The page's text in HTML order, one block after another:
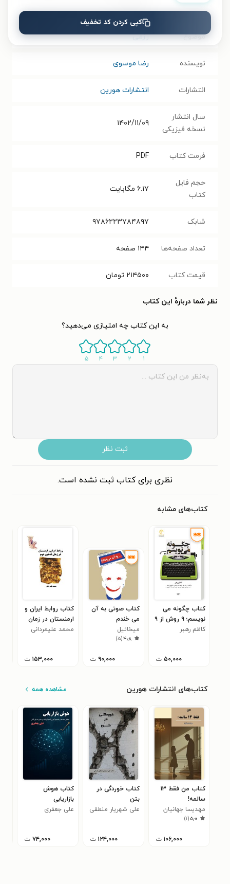
غیرالمپیکی
موضوع رزمی
نویسنده رضا موسوی
انتشارات انتشارات هورین
سال انتشار
نسخه فیزیکی
۱۴۰۲/۱۱/۰۹
فرمت کتاب PDF
حجم فایل
کتاب
۶.۱۷ مگابایت
شابک ۹۷۸۶۲۲۳۷۸۴۸۹۷
تعداد صفحه‌ها ۱۴۴ صفحه
قیمت کتاب ۲۱۴۵۰۰ تومان
نظر شما دربارهٔ این کتاب
به این کتاب چه امتیازی می‌دهید؟
۱ ۲ ۳ ۴ ۵
ثبت نظر
نظری برای کتاب ثبت نشده است.
کتاب‌های مشابه
کتاب چگونه می
نویسم؛ ۹ روش از ۹
نمایشنامه نویس
کاظم رهبر
۵۰,۰۰۰ ت
کتاب صوتی به آن
می خندم
میخائیل
میلنیچینکو
۴٫۸(۵)
۹۰,۰۰۰ ت
کتاب روابط ایران و
ارمنستان در زمان
شاهپور دوم
محمد علیمردانی
۱۵۳,۰۰۰ ت
کتاب‌های انتشارات هورین مشاهده همه
کتاب من فقط ۱۳
سالمه!
مهدیسا جهانیان
۵٫۰(۱)
۱۰۶,۰۰۰ ت
کتاب خوردگی در
بتن
علی شهریار منطقی
۱۲۴,۰۰۰ ت
کتاب هوش
بازاریابی
علی جعفری
۷۴,۰۰۰ ت
کپی کردن کد تخفیف